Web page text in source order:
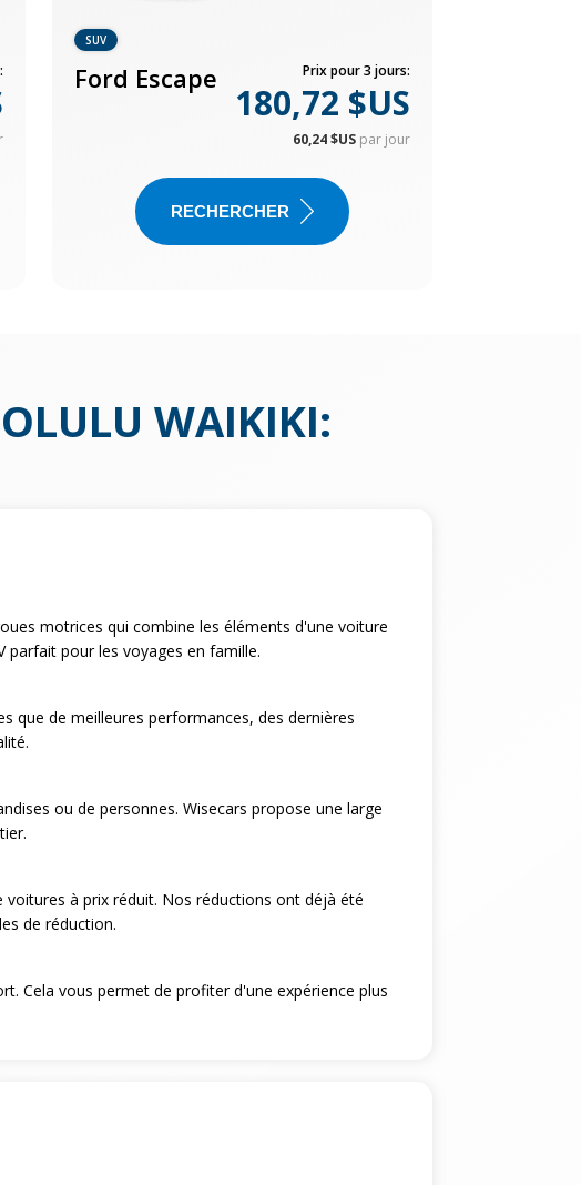
SUV
Ford Escape Prix pour 3 jours:
180,72 $US
60,24 $US par jour
RECHERCHER
WAIKIKI:
motrices qui combine les éléments d'une voiture
parfait pour les voyages en famille.
que de meilleures performances, des dernières
ou de personnes. Wisecars propose une large
à prix réduit. Nos réductions ont déjà été
de réduction.
Cela vous permet de profiter d'une expérience plus